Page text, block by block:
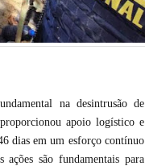
na desintrusão de
proporcionou apoio logístico e
dias em um esforço contínuo
ações são fundamentais para